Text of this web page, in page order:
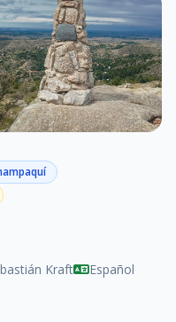
todas las fotos
Kraft Español